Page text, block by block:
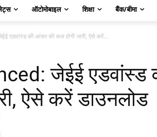
ऑटोमोबाइल शिक्षा बैंक/बीमा
एडवांस्ड की आंसर की कल होगी जारी, ऐसे करें...
जेईई एडवांस्ड
ऐसे करें डाउनलोड